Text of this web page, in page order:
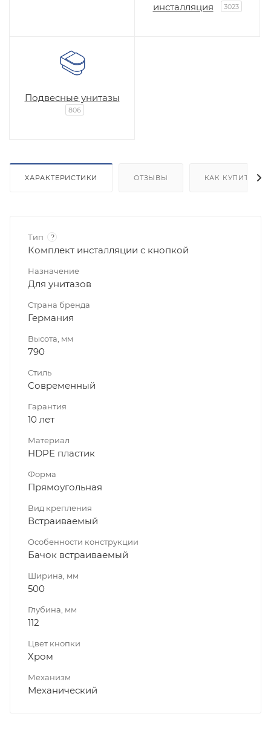
инсталляция
3023
Подвесные унитазы
806
ХАРАКТЕРИСТИКИ ОТЗЫВЫ КАК КУПИТЬ
Тип ?
Комплект инсталляции с кнопкой
Назначение
Для унитазов
Страна бренда
Германия
Высота, мм
790
Стиль
Современный
Гарантия
10 лет
Материал
HDPE пластик
Форма
Прямоугольная
Вид крепления
Встраиваемый
Особенности конструкции
Бачок встраиваемый
Ширина, мм
500
Глубина, мм
112
Цвет кнопки
Хром
Механизм
Механический